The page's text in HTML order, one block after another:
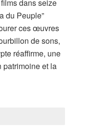
dans seize
du Peuple”
ces œuvres
de sons,
réaffirme, une
patrimoine et la